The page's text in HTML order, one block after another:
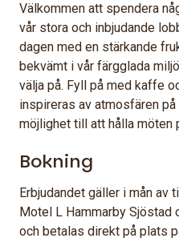
Välkommen att spendera
vår stora och inbjudande
dagen med en stärkande
bekvämt i vår färgglada
välja på. Fyll på med kaffe
inspireras av atmosfären
möjlighet till att hålla möten
Bokning
Erbjudandet gäller i mån av
Motel L Hammarby
och betalas direkt på plats